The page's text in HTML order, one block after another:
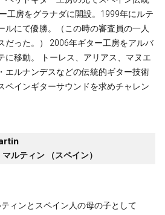
工房をグラナダに開設。1999年にルテ
ルにて優勝。（この時の審査員の一人
だった。） 2006年ギター工房をアルバ
に移動。 トーレス、アリアス、マヌエ
エルナンデスなどの伝統的ギター技術
ペインギターサウンドを求めチャレン
ルティン （スペイン）
ィンとスペイン人の母の子として